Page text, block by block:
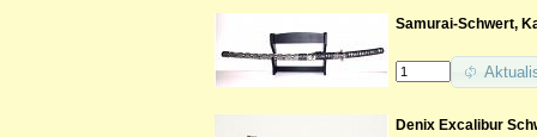
Samurai-Schwert,
Denix Excalibur